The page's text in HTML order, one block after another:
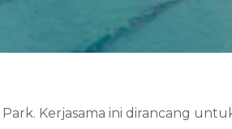
Kerjasama ini dirancang